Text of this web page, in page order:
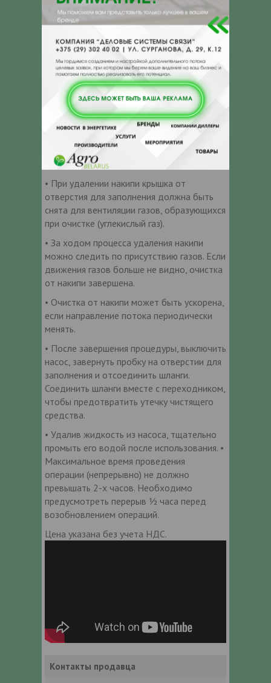
ИНСТРУКЦИЯ ПО ПРИМЕНЕНИЮ
• Приготовить раствор для удаления
отложений, используя реагенты торговой
марки SteelTex®, согласно необходимой
концентрации, в объеме до половины
бака.
• Подсоединить шланги к входному/
выходному отверстию теплообменника,
который необходимо очистить от накипи.
• Подсоединить насос для удаления
накипи к сети питания 220В переменного
тока.
• При удалении накипи крышка от
отверстия для заполнения должна быть
снята для вентиляции газов, образующихся
при очистке (углекислый газ).
• За ходом процесса удаления накипи
можно следить по присутствию газов. Если
движения газов больше не видно, очистка
от накипи завершена.
• Очистка от накипи может быть ускорена,
если направление потока периодически
менять.
• После завершения процедуры, выключить
насос, завернуть пробку на отверстии для
заполнения и отсоединить шланги.
Соединить шланги вместе с переходником,
чтобы предотвратить утечку чистящего
средства.
• Удалив жидкость из насоса, тщательно
промыть его водой после использования. •
Максимальное время проведения
операции (непрерывно) не должно
превышать 2-х часов. Необходимо
предусмотреть перерыв ½ часа перед
возобновлением операций.
Цена указана без учета НДС.
Контакты продавца